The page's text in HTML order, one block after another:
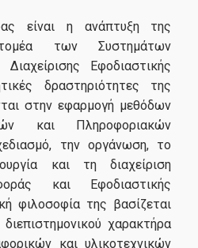
είναι η ανάπτυξη της
των Συστημάτων
Εφοδιαστικής
δραστηριότητες της
στην εφαρμογή μεθόδων
και Πληροφοριακών
την οργάνωση, το
και τη διαχείριση
και Εφοδιαστικής
φιλοσοφία της βασίζεται
χαρακτήρα
και υλικοτεχνικών